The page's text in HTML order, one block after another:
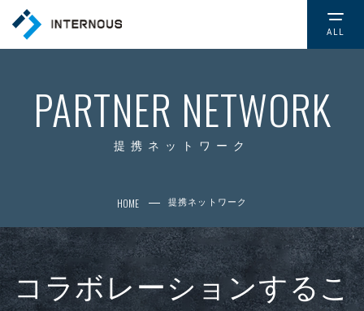
ALL
PARTNER NETWORK
提携ネットワーク
HOME 提携ネットワーク
コラボレーションするこ
会社情報
社会的取り組み
NEWS お知らせ